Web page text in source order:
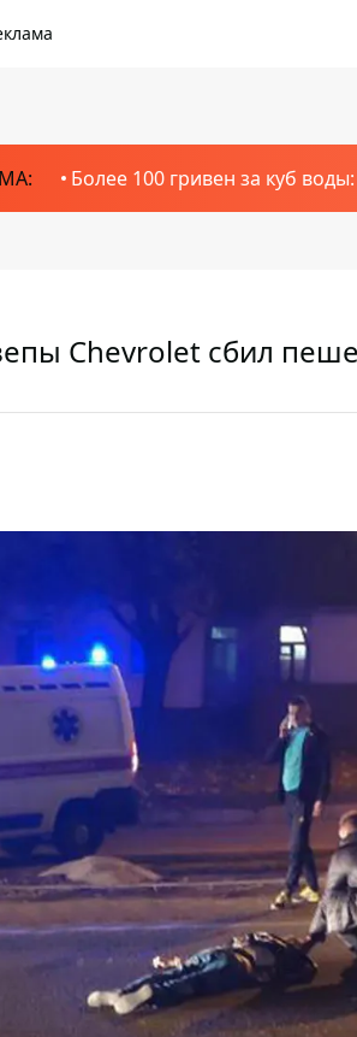
Более 100 гривен за куб
Chevrolet сбил